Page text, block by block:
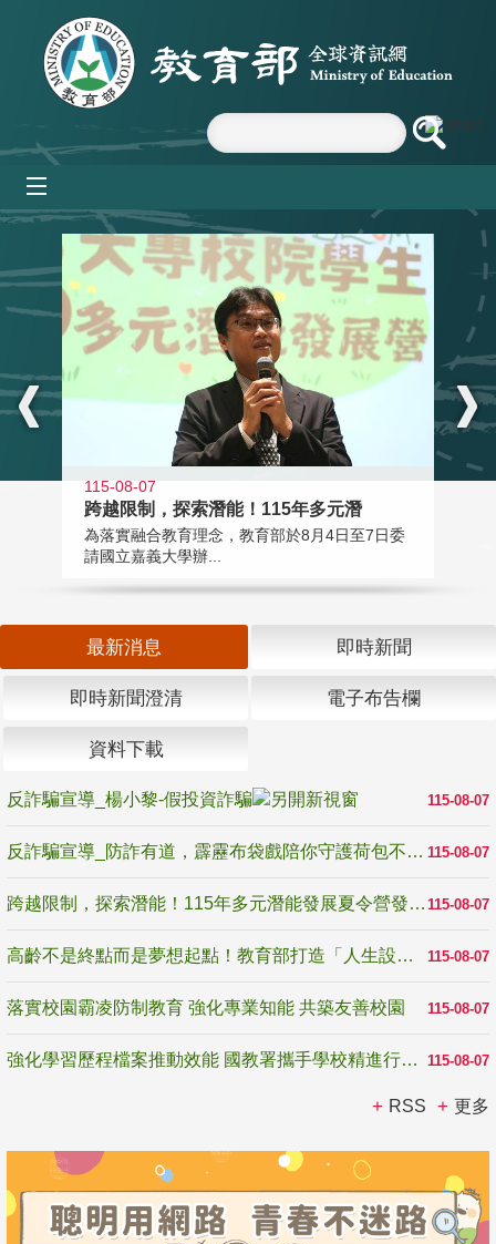
跳到主要內容區塊
:::
115-08-07
跨越限制，探索潛能！115年多元潛
為落實融合教育理念，教育部於8月4日至7日委
請國立嘉義大學辦...
最新消息 即時新聞
即時新聞澄清 電子布告欄
資料下載
115-08-07
反詐騙宣導_楊小黎-假投資詐騙
115-08-07
反詐騙宣導_防詐有道，霹靂布袋戲陪你守護荷包不受騙
115-08-07
跨越限制，探索潛能！115年多元潛能發展夏令營發掘生命無限可能
115-08-07
高齡不是終點而是夢想起點！教育部打造「人生設計夢工場」 參展第3屆高齡健康產業博覽會
115-08-07
落實校園霸凌防制教育 強化專業知能 共築友善校園
115-08-07
強化學習歷程檔案推動效能 國教署攜手學校精進行政與教學支持
RSS 更多